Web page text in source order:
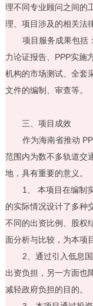
理不同专业顾问之间的
理、项目涉及的相关法
项目服务成果包括
力论证报告、 PPP实施
机构的市场测试、全套
文件的编制、审查等。
三、项目成效
作为海南省推动
范围内为数不多轨道交
地，具有重要的意义。
1
、 本项目在编制
的实际情况设计了多种
不同的出资比例、股权
面分析与比较，为本项
2 、通过引入低息
出资负担，另一方面也
减轻政府负担的目的。